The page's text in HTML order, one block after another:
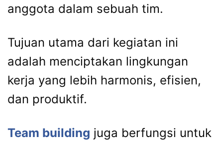
anggota dalam sebuah tim.
Tujuan utama dari kegiatan ini
adalah menciptakan lingkungan
kerja yang lebih harmonis, efisien,
dan produktif.
Team building juga berfungsi untuk